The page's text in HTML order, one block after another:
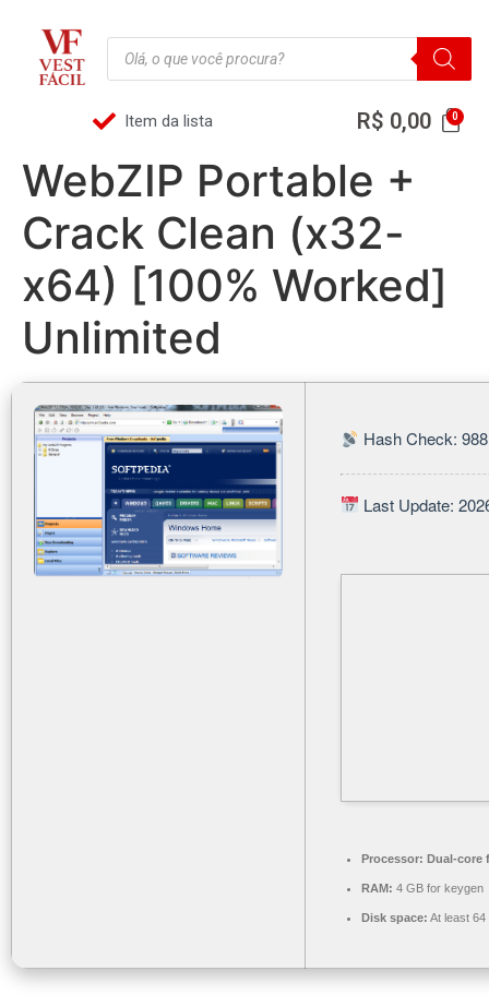
Item da lista R$ 0,00
WebZIP Portable +
Crack Clean (x32-
x64) [100% Worked]
Unlimited
Hash Check:
Last Update:
Processor: Dual-core
RAM: 4 GB for keygen
Disk space: At least 64